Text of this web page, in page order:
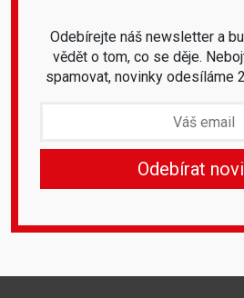
Odebírejte náš newsletter a
vědět o tom, co se děje.
spamovat, novinky odesíláme